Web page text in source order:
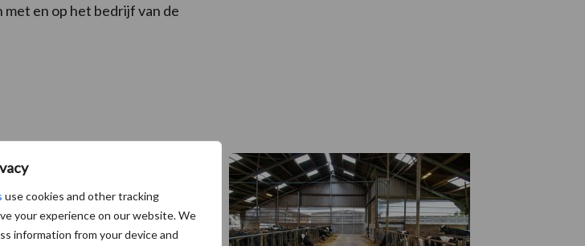
use cookies and other tracking
your experience on our website. We
information from your device and
en op het bedrijf van de